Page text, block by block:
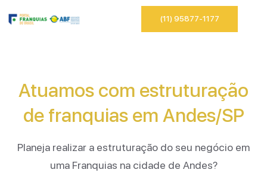
(11) 95877-1177
Atuamos com estruturação
de franquias em Andes/SP
Planeja realizar a estruturação do seu negócio em
uma Franquias na cidade de Andes?